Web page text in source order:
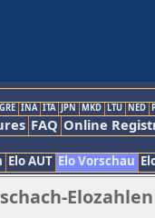
GRE INA ITA JPN MKD LTU NED
FAQ Online
Elo AUT Elo Vorschau
Elozahlen